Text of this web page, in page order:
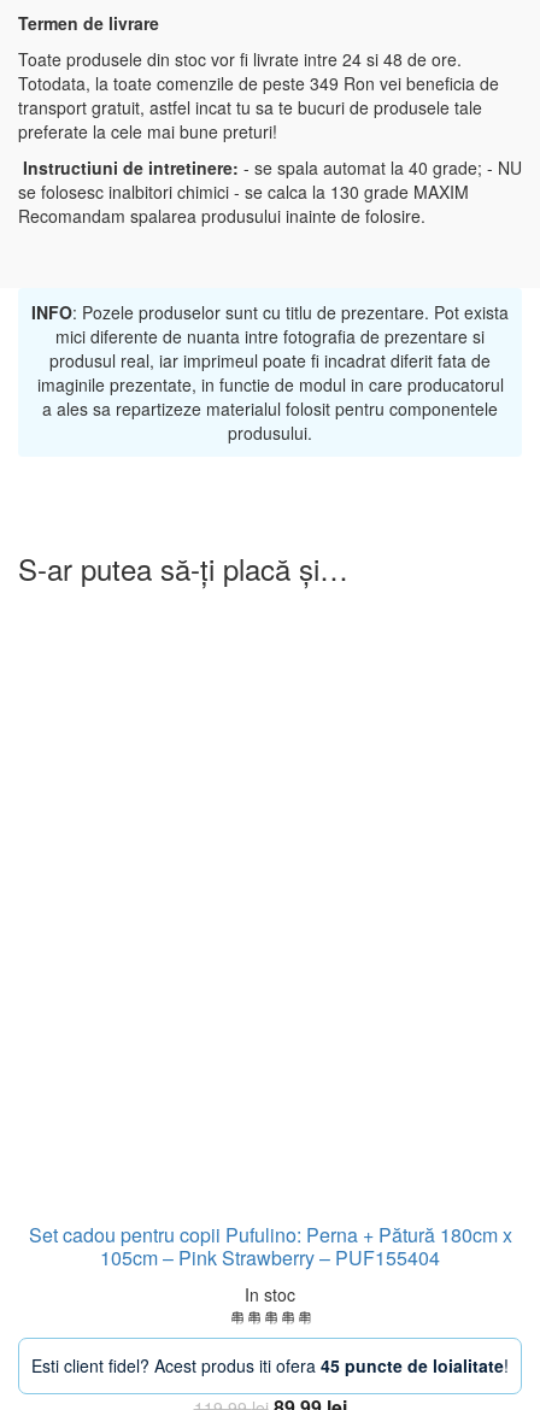
Termen de livrare
Toate produsele din stoc vor fi livrate intre 24 si 48 de ore.
Totodata, la toate comenzile de peste 349 Ron vei beneficia de
transport gratuit, astfel incat tu sa te bucuri de produsele tale
preferate la cele mai bune preturi!
Instructiuni de intretinere: - se spala automat la 40 grade; - NU
se folosesc inalbitori chimici - se calca la 130 grade MAXIM
Recomandam spalarea produsului inainte de folosire.
INFO: Pozele produselor sunt cu titlu de prezentare. Pot exista
mici diferente de nuanta intre fotografia de prezentare si
produsul real, iar imprimeul poate fi incadrat diferit fata de
imaginile prezentate, in functie de modul in care producatorul
a ales sa repartizeze materialul folosit pentru componentele
produsului.
S-ar putea să-ți placă și…
Set cadou pentru copii Pufulino: Perna + Pătură 180cm x
105cm – Pink Strawberry – PUF155404
In stoc
Esti client fidel? Acest produs iti ofera 45 puncte de loialitate!